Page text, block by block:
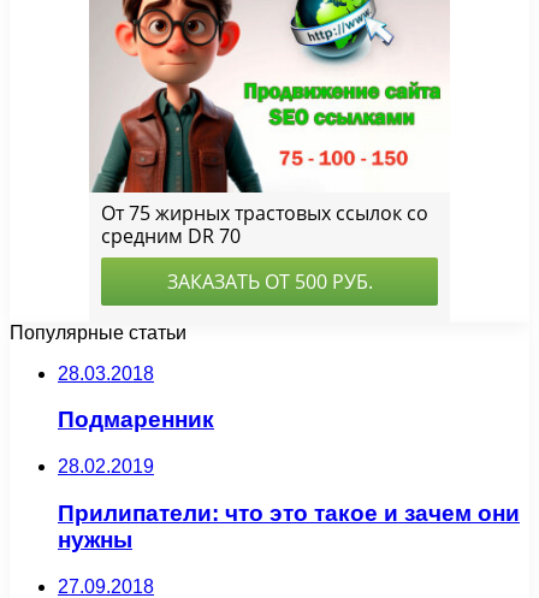
Популярные статьи
28.03.2018
Подмаренник
28.02.2019
Прилипатели: что это такое и зачем они
нужны
27.09.2018